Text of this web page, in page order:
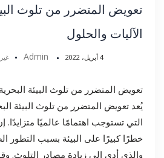
تعويض المتضرر من تلوث
الآليات والحلول
4 أبريل، 2022 Admin
تعويض المتضرر من تلوث البيئة
يُعد تعويض المتضرر من تلوث البيئة
التي تستوجب اهتمامًا عالميًا
خطرًا كبيرًا على البيئة بسبب التطور
والذي أدى إلى زيادة مصادر التلوث.